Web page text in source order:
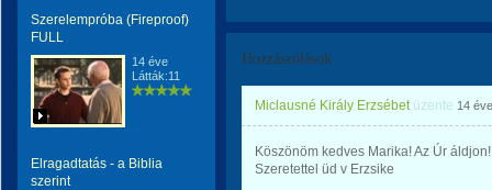
Szerelempróba (Fireproof)
FULL
14 éve
Látták:11
Elragadtatás - a Biblia
szerint
Hozzászólások
Miclausné Király Erzsébetüzente 14 éve
Köszönöm kedves Marika! Az Úr áldjon!
Szeretettel üd v Erzsike